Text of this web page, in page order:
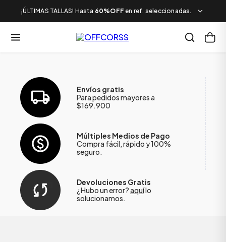
¡ÚLTIMAS TALLAS! Hasta 60%OFF en ref. seleccionadas.
Envíos gratis
Para pedidos mayores a
$169.900
Múltiples Medios de Pago
Compra fácil, rápido y 100%
seguro.
Devoluciones Gratis
¿Hubo un error?aquílo
solucionamos.